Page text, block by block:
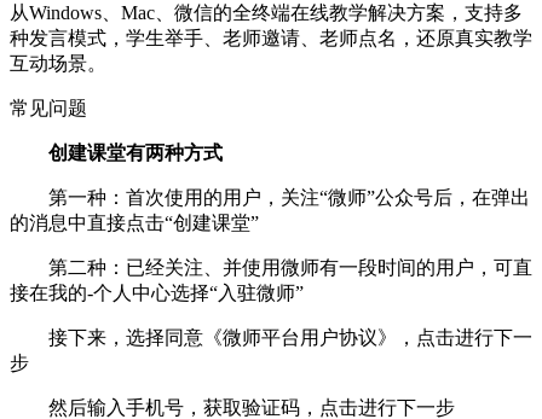
从Windows、Mac、微信的全终端在线教学解决方案，支持多
种发言模式，学生举手、老师邀请、老师点名，还原真实教学
互动场景。
常见问题
创建课堂有两种方式
第一种：首次使用的用户，关注“微师”公众号后，在弹出
的消息中直接点击“创建课堂”
第二种：已经关注、并使用微师有一段时间的用户，可直
接在我的-个人中心选择“入驻微师”
接下来，选择同意《微师平台用户协议》，点击进行下一
步
然后输入手机号，获取验证码，点击进行下一步